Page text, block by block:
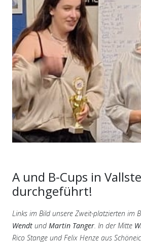
A und B-Cups in
durchgeführt!
Links im Bild unsere Zweit-platzierten im
Wendt und Martin Tanger . In der Mitte
Rico Stange und Felix Henze aus